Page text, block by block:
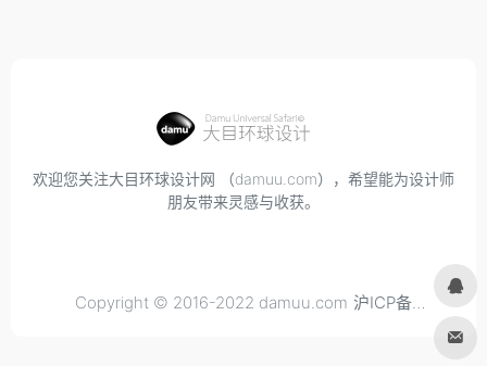
欢迎您关注大目环球设计网 （damuu.com），希望能为设计师
朋友带来灵感与收获。
Copyright © 2016-2022 damuu.com 沪ICP备